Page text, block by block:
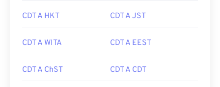
CDT A HKT CDT A JST
CDT A WITA CDT A EEST
CDT A ChST CDT A CDT